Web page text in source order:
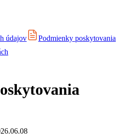
údajov
Podmienky poskytovania